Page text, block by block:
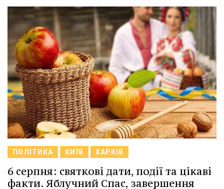
ПОЛІТИКА КИЇВ ХАРКІВ
6 серпня: святкові дати, події та цікаві
факти. Яблучний Спас, завершення